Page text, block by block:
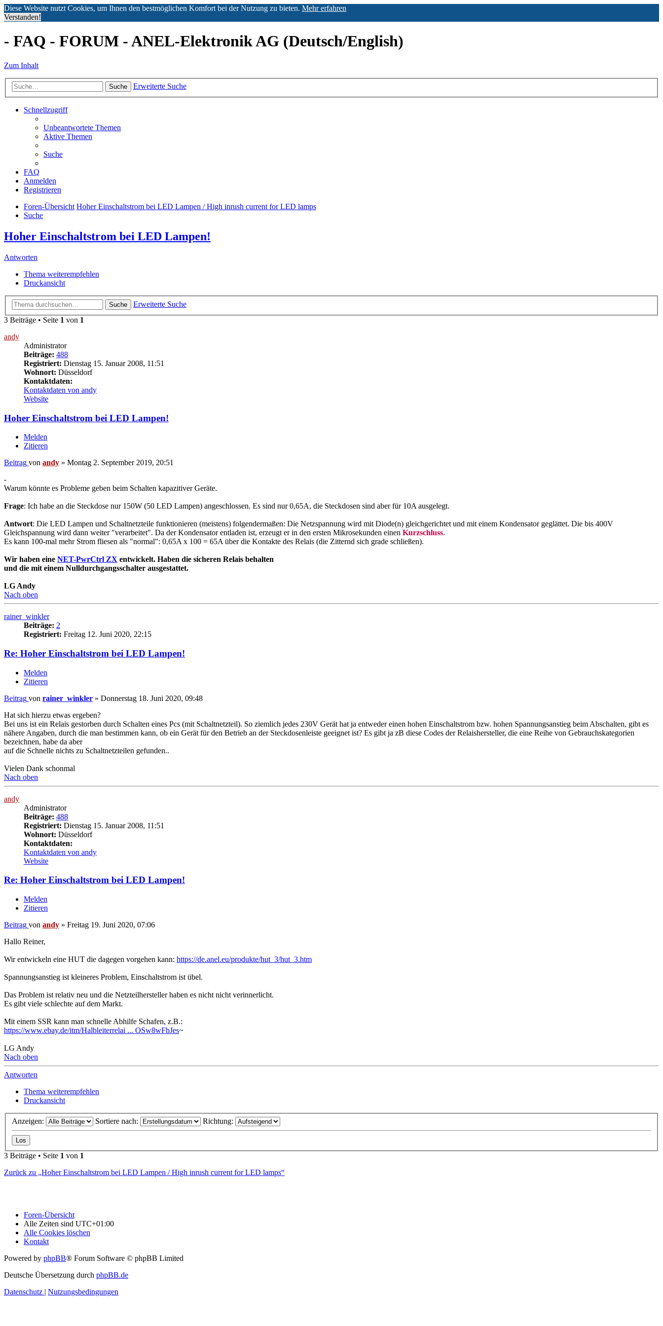
Diese Website nutzt Cookies, um Ihnen den bestmöglichen Komfort bei der Nutzung zu bieten. Mehr erfahren
Verstanden!
- FAQ - FORUM - ANEL-Elektronik AG (Deutsch/English)
Zum Inhalt
Suche Erweiterte Suche
Schnellzugriff
Unbeantwortete Themen
Aktive Themen
Suche
FAQ
Anmelden
Registrieren
Foren-Übersicht Hoher Einschaltstrom bei LED Lampen / High inrush current for LED lamps
Suche
Hoher Einschaltstrom bei LED Lampen!
Antworten
Thema weiterempfehlen
Druckansicht
Suche
Erweiterte Suche
3 Beiträge • Seite 1 von 1
andy
Administrator
Beiträge: 488
Registriert: Dienstag 15. Januar 2008, 11:51
Wohnort: Düsseldorf
Kontaktdaten:
Kontaktdaten von andy
Website
Hoher Einschaltstrom bei LED Lampen!
Melden
Zitieren
Beitrag von andy » Montag 2. September 2019, 20:51
-
Warum könnte es Probleme geben beim Schalten kapazitiver Geräte.
Frage: Ich habe an die Steckdose nur 150W (50 LED Lampen) angeschlossen. Es sind nur 0,65A, die Steckdosen sind aber für 10A ausgelegt.
Antwort: Die LED Lampen und Schaltnetzteile funktionieren (meistens) folgendermaßen: Die Netzspannung wird mit Diode(n) gleichgerichtet und mit einem Kondensator geglättet. Die bis 400V
Gleichspannung wird dann weiter "verarbeitet". Da der Kondensator entladen ist, erzeugt er in den ersten Mikrosekunden einen Kurzschluss.
Es kann 100-mal mehr Strom fliesen als "normal": 0,65A x 100 = 65A über die Kontakte des Relais (die Zitternd sich grade schließen).
Wir haben eine NET-PwrCtrl ZX entwickelt. Haben die sicheren Relais behalten
und die mit einem Nulldurchgangsschalter ausgestattet.
LG Andy
Nach oben
rainer_winkler
Beiträge: 2
Registriert: Freitag 12. Juni 2020, 22:15
Re: Hoher Einschaltstrom bei LED Lampen!
Melden
Zitieren
Beitrag von rainer_winkler » Donnerstag 18. Juni 2020, 09:48
Hat sich hierzu etwas ergeben?
Bei uns ist ein Relais gestorben durch Schalten eines Pcs (mit Schaltnetzteil). So ziemlich jedes 230V Gerät hat ja entweder einen hohen Einschaltstrom bzw. hohen Spannungsanstieg beim Abschalten, gibt es
nähere Angaben, durch die man bestimmen kann, ob ein Gerät für den Betrieb an der Steckdosenleiste geeignet ist? Es gibt ja zB diese Codes der Relaishersteller, die eine Reihe von Gebrauchskategorien
bezeichnen, habe da aber
auf die Schnelle nichts zu Schaltnetzteilen gefunden..
Vielen Dank schonmal
Nach oben
andy
Administrator
Beiträge: 488
Registriert: Dienstag 15. Januar 2008, 11:51
Wohnort: Düsseldorf
Kontaktdaten:
Kontaktdaten von andy
Website
Re: Hoher Einschaltstrom bei LED Lampen!
Melden
Zitieren
Beitrag von andy » Freitag 19. Juni 2020, 07:06
Hallo Reiner,
Wir entwickeln eine HUT die dagegen vorgehen kann: https://de.anel.eu/produkte/hut_3/hut_3.htm
Spannungsanstieg ist kleineres Problem, Einschaltstrom ist übel.
Das Problem ist relativ neu und die Netzteilhersteller haben es nicht nicht verinnerlicht.
Es gibt viele schlechte auf dem Markt.
Mit einem SSR kann man schnelle Abhilfe Schafen, z.B.:
https://www.ebay.de/itm/Halbleiterrelai ... OSw8wFbJes~
LG Andy
Nach oben
Antworten
Thema weiterempfehlen
Druckansicht
Anzeigen: Sortiere nach: Richtung:
3 Beiträge • Seite 1 von 1
Zurück zu „Hoher Einschaltstrom bei LED Lampen / High inrush current for LED lamps“
Foren-Übersicht
Alle Zeiten sind UTC+01:00
Alle Cookies löschen
Kontakt
Powered by phpBB® Forum Software © phpBB Limited
Deutsche Übersetzung durch phpBB.de
Datenschutz | Nutzungsbedingungen